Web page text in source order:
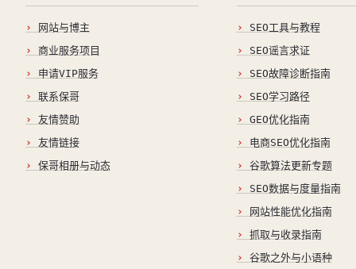
网站与博主
商业服务项目
申请VIP服务
联系保哥
友情赞助
友情链接
保哥相册与动态
SEO工具与教程
SEO谣言求证
SEO故障诊断指南
SEO学习路径
GEO优化指南
电商SEO优化指南
谷歌算法更新专题
SEO数据与度量指南
网站性能优化指南
抓取与收录指南
谷歌之外与小语种